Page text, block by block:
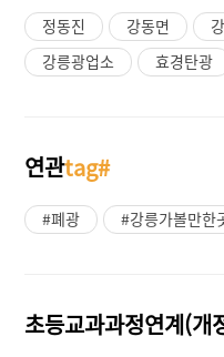
정동진 강동면
강릉광업소
효경탄광
연관tag#
#폐광 #강릉가볼만한
초등교과과정연계(개